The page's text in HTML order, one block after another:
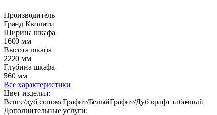
Производитель
Гранд Кволити
Ширина шкафа
1600 мм
Высота шкафа
2220 мм
Глубина шкафа
560 мм
Все характеристики
Цвет изделия:
Венге/дуб сономаГрафит/БелыйГрафит/Дуб крафт табачный
Дополнительные услуги: